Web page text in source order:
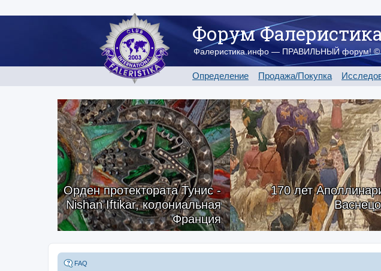
Форум
Фалеристика.инфо — ПРАВИЛЬНЫЙ форум! ©
Определение Продажа/Покупка
Орден протектората Тунис -
Nishan Iftikar, колониальная
Франция
170 лет
FAQ